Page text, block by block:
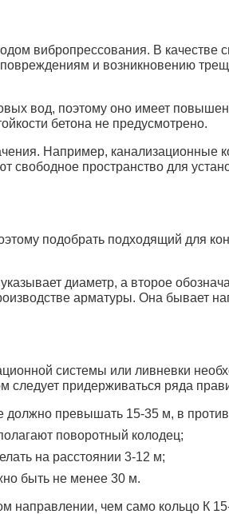
вибропрессования. В
и возникновению
вод, поэтому оно имеет
бетона не предусмотрено.
Например,
пространство для
подобрать подходящий для
диаметр, а второе
арматуры. Она бывает
системы или ливневки
следует придерживаться ряда
превышать 15-35 м, в
поворотный колодец;
на расстоянии 3-12 м;
быть не менее 30 м.
направлении, чем само кольцо К